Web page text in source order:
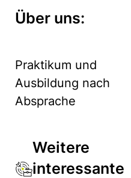
Über uns:
Praktikum und
Ausbildung nach
Absprache
Weitere
interessante